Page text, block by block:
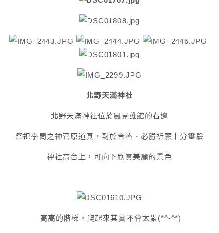
北野天滿神社
北野天滿神社位於風見雞館的右邊
祭祀學問之神菅原道真，對於合格、必勝祈願十分靈驗
神社高台上，可向下欣賞美麗的景色
高高的階梯，爬起來其實不會太累(*^-^*)